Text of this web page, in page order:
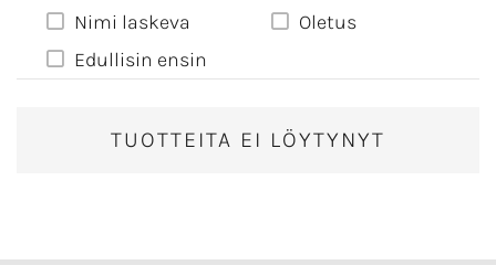
Nimi laskeva
Edullisin ensin
Oletus
TUOTTEITA EI LÖYTYNYT